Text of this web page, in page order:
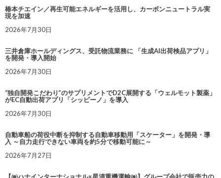
椿本チエイン／再生可能エネルギーを活用し、カーボンニュートラル実
現を加速
2026年7月30日
三井倉庫ホールディングス、受託物流業務に 「生成AI出荷検品アプリ」
を開発・導入開始
2026年7月30日
“独自開発こだわり”のサプリメントでD2C展開する「ウェルモット製薬」
がEC自動出荷アプリ「シッピーノ」を導入
2026年7月30日
自動車船の荷役中断を抑制する自動車移動用「スケーター」を開発・導
入 ～自力走行できない車両を約5分で移動可能に～
2026年7月27日